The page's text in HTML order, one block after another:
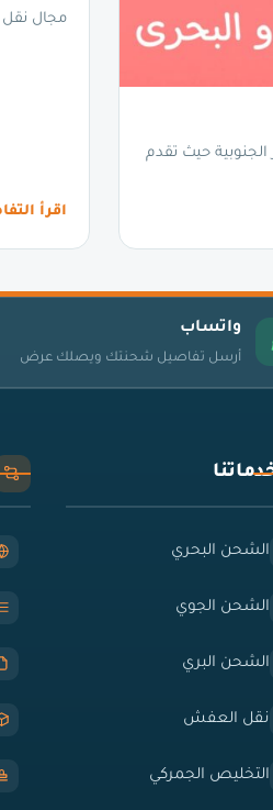
حيث تقدم
مجال نقل
اقرأ
واتساب
أرسل تفاصيل شحنتك ويصلك عرض
الشحن البحري
الشحن الجوي
الشحن البري
نقل العفش
التخليص الجمركي